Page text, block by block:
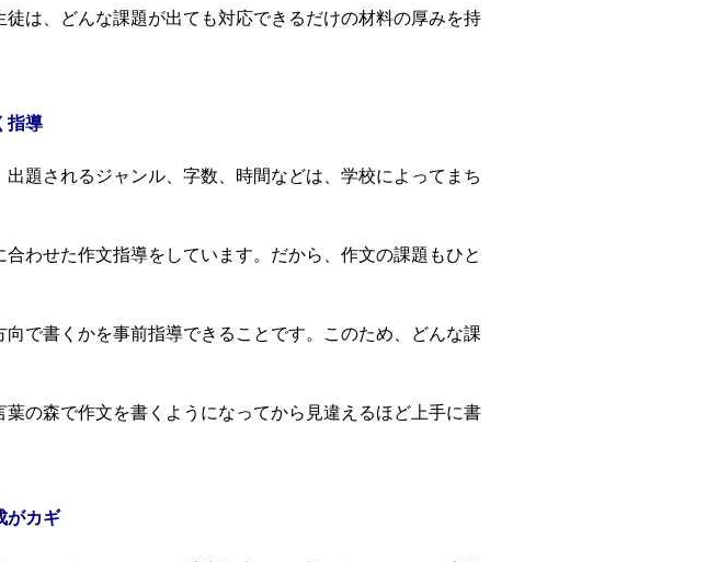
は、どんな課題が出ても対応できるだけの材料の厚みを持
指導
題されるジャンル、字数、時間などは、学校によってまち
わせた作文指導をしています。だから、作文の課題もひと
で書くかを事前指導できることです。このため、どんな課
の森で作文を書くようになってから見違えるほど上手に書
がカギ